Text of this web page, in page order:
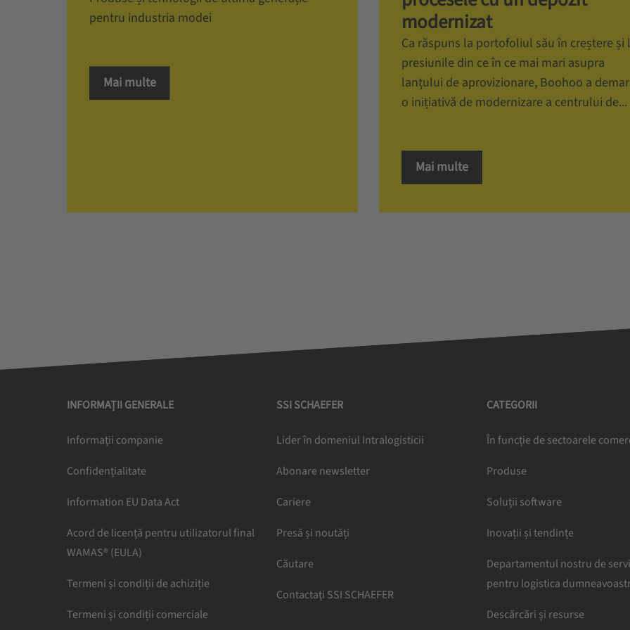
pentru industria modei
Mai multe
modernizat
Ca răspuns la portofoliul său în creștere și
presiunile din ce în ce mai mari asupra
lanțului de aprovizionare, Boohoo a
o inițiativă de modernizare a centrului de...
Mai multe
INFORMAȚII GENERALE
Informații companie
Confidențialitate
Information EU Data Act
Acord de licență pentru utilizatorul final
WAMAS® (EULA)
Termeni și condiții de achiziție
Termeni și condiții comerciale
SSI SCHAEFER
Lider în domeniul Intralogisticii
Abonare newsletter
Cariere
Presă și noutăți
Căutare
Contactați SSI SCHAEFER
CATEGORII
În funcție de sectoarele
Produse
Soluții software
Inovații și tendințe
Departamentul nostru de
pentru logistica
Descărcări și resurse